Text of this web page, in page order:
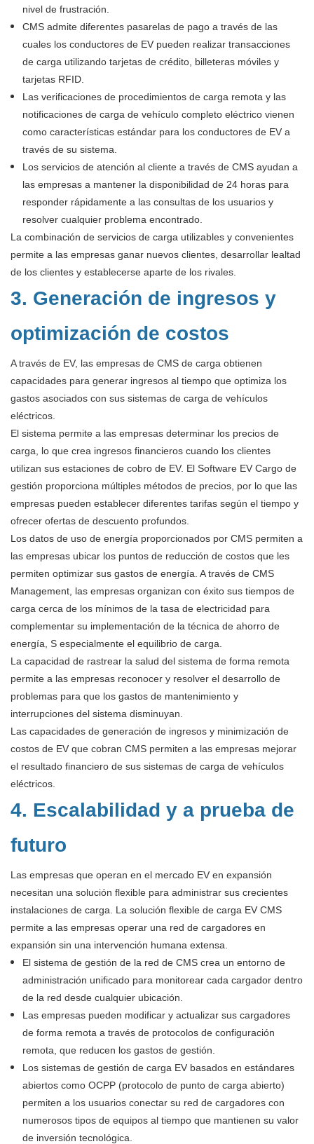
nivel de frustración.
CMS admite diferentes pasarelas de pago a través de las
cuales los conductores de EV pueden realizar transacciones
de carga utilizando tarjetas de crédito, billeteras móviles y
tarjetas RFID.
Las verificaciones de procedimientos de carga remota y las
notificaciones de carga de vehículo completo eléctrico vienen
como características estándar para los conductores de EV a
través de su sistema.
Los servicios de atención al cliente a través de CMS ayudan a
las empresas a mantener la disponibilidad de 24 horas para
responder rápidamente a las consultas de los usuarios y
resolver cualquier problema encontrado.
La combinación de servicios de carga utilizables y convenientes
permite a las empresas ganar nuevos clientes, desarrollar lealtad
de los clientes y establecerse aparte de los rivales.
3. Generación de ingresos y
optimización de costos
A través de EV, las empresas de CMS de carga obtienen
capacidades para generar ingresos al tiempo que optimiza los
gastos asociados con sus sistemas de carga de vehículos
eléctricos.
El sistema permite a las empresas determinar los precios de
carga, lo que crea ingresos financieros cuando los clientes
utilizan sus estaciones de cobro de EV. El Software EV Cargo de
gestión proporciona múltiples métodos de precios, por lo que las
empresas pueden establecer diferentes tarifas según el tiempo y
ofrecer ofertas de descuento profundos.
Los datos de uso de energía proporcionados por CMS permiten a
las empresas ubicar los puntos de reducción de costos que les
permiten optimizar sus gastos de energía. A través de CMS
Management, las empresas organizan con éxito sus tiempos de
carga cerca de los mínimos de la tasa de electricidad para
complementar su implementación de la técnica de ahorro de
energía, S especialmente el equilibrio de carga.
La capacidad de rastrear la salud del sistema de forma remota
permite a las empresas reconocer y resolver el desarrollo de
problemas para que los gastos de mantenimiento y
interrupciones del sistema disminuyan.
Las capacidades de generación de ingresos y minimización de
costos de EV que cobran CMS permiten a las empresas mejorar
el resultado financiero de sus sistemas de carga de vehículos
eléctricos.
4. Escalabilidad y a prueba de
futuro
Las empresas que operan en el mercado EV en expansión
necesitan una solución flexible para administrar sus crecientes
instalaciones de carga. La solución flexible de carga EV CMS
permite a las empresas operar una red de cargadores en
expansión sin una intervención humana extensa.
El sistema de gestión de la red de CMS crea un entorno de
administración unificado para monitorear cada cargador dentro
de la red desde cualquier ubicación.
Las empresas pueden modificar y actualizar sus cargadores
de forma remota a través de protocolos de configuración
remota, que reducen los gastos de gestión.
Los sistemas de gestión de carga EV basados ​​en estándares
abiertos como OCPP (protocolo de punto de carga abierto)
permiten a los usuarios conectar su red de cargadores con
numerosos tipos de equipos al tiempo que mantienen su valor
de inversión tecnológica.